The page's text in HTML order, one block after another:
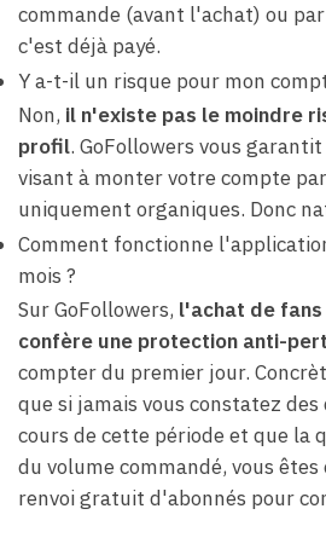
commande (avant l'achat) ou
c'est déjà payé.
Y a-t-il un risque pour mon
Non, il n'existe pas le moindre
profil. GoFollowers vous
visant à monter votre compte
uniquement organiques. Donc
Comment fonctionne
mois ?
Sur GoFollowers, l'achat de
confère une protection anti-
compter du premier jour.
que si jamais vous constatez
cours de cette période et que la
du volume commandé, vous
renvoi gratuit d'abonnés pour